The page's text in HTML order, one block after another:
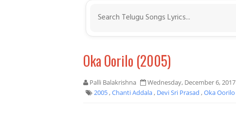
Oka Oorilo (2005)
Palli Balakrishna
Wednesday, December 6, 2017
2005,Chanti Addala, Devi Sri Prasad ,Oka Oorilo